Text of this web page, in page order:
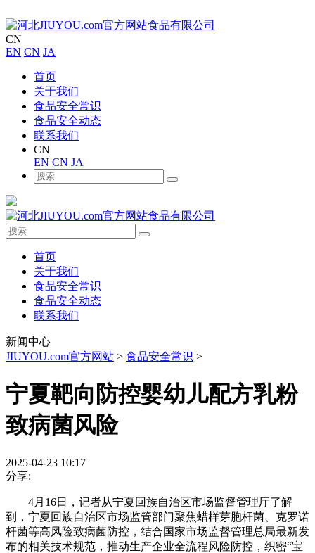
CN
EN CN JA
首页
关于我们
食品安全常识
食品安全动态
联系我们
CN
EN CN JA
首页
关于我们
食品安全常识
食品安全动态
联系我们
新闻中心
JIUYOU.com官方网站 > 食品安全常识 >
宁夏靶向防控婴幼儿配方乳粉
致病菌风险
2025-04-23 10:17
分享:
4月16日，记者从宁夏回族自治区市场监督管理厅了解
到，宁夏回族自治区市场监管部门聚焦蜡样芽胞杆菌、克罗诺
杆菌等高风险致病菌防控，结合国家市场监督管理总局最新发
布的相关技术规范，推动生产企业全流程风险防控，织密“宝